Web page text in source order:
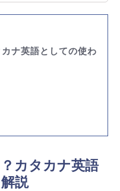
カナ英語としての使わ
カタカナ英語
説